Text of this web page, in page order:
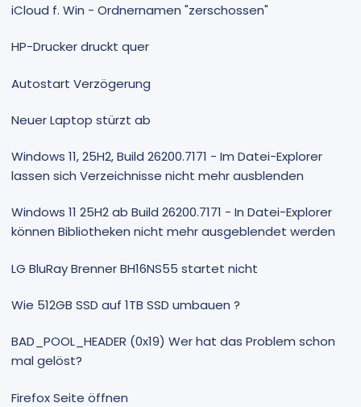
iCloud f. Win - Ordnernamen "zerschossen"
HP-Drucker druckt quer
Autostart Verzögerung
Neuer Laptop stürzt ab
Windows 11, 25H2, Build 26200.7171 - Im Datei-Explorer
lassen sich Verzeichnisse nicht mehr ausblenden
Windows 11 25H2 ab Build 26200.7171 - In Datei-Explorer
können Bibliotheken nicht mehr ausgeblendet werden
LG BluRay Brenner BH16NS55 startet nicht
Wie 512GB SSD auf 1TB SSD umbauen ?
BAD_POOL_HEADER (0x19) Wer hat das Problem schon
mal gelöst?
Firefox Seite öffnen